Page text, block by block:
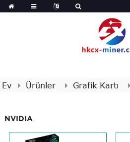
Ev Ürünler Grafik Kartı
NVIDIA